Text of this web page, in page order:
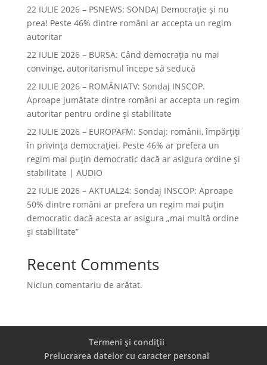
22 IULIE 2026 – PSNEWS: SONDAJ Democrație și nu
prea! Peste 46% dintre români ar accepta un regim
autoritar
22 IULIE 2026 – BURSA: Când democraţia nu mai
convinge, autoritarismul începe să seducă
22 IULIE 2026 – ROMÂNIATV: Sondaj INSCOP.
Aproape jumătate dintre români ar accepta un regim
autoritar pentru ordine și stabilitate
22 IULIE 2026 – EUROPAFM: Sondaj: românii, împărțiți
în privința democrației. Peste 46% ar prefera un
regim mai puțin democratic dacă ar asigura ordine și
stabilitate | AUDIO
22 IULIE 2026 – AKTUAL24: Sondaj INSCOP: Aproape
50% dintre români ar prefera un regim mai puțin
democratic dacă acesta ar asigura „mai multă ordine
și stabilitate”
Recent Comments
Niciun comentariu de arătat.
Termeni și condiții
Prelucrarea datelor cu caracter personal